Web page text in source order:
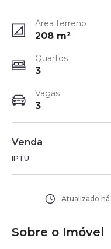
Área terreno
208 m²
Quartos
3
Vagas
3
Venda
IPTU
Atualizado há
Sobre o Imóvel